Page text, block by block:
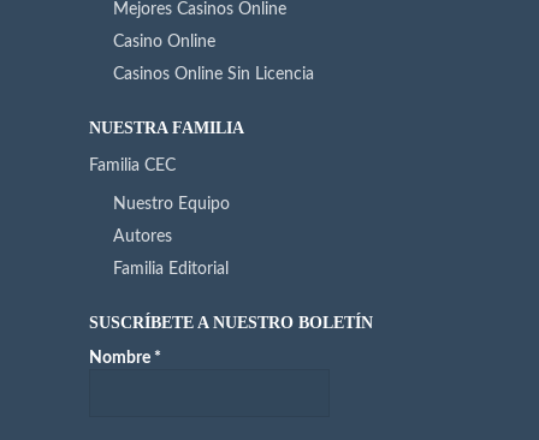
Mejores Casinos Online
Casino Online
Casinos Online Sin Licencia
NUESTRA FAMILIA
Familia CEC
Nuestro Equipo
Autores
Familia Editorial
SUSCRÍBETE A NUESTRO BOLETÍN
Nombre *